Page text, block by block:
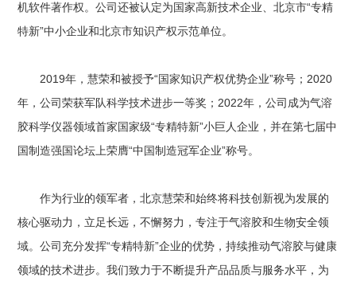
机软件著作权。公司还被认定为国家高新技术企业、北京市“专精
特新”中小企业和北京市知识产权示范单位。
2019年，慧荣和被授予“国家知识产权优势企业”称号；2020
年，公司荣获军队科学技术进步一等奖；2022年，公司成为气溶
胶科学仪器领域首家国家级“专精特新”小巨人企业，并在第七届中
国制造强国论坛上荣膺“中国制造冠军企业”称号。
作为行业的领军者，北京慧荣和始终将科技创新视为发展的
核心驱动力，立足长远，不懈努力，专注于气溶胶和生物安全领
域。公司充分发挥“专精特新”企业的优势，持续推动气溶胶与健康
领域的技术进步。我们致力于不断提升产品品质与服务水平，为